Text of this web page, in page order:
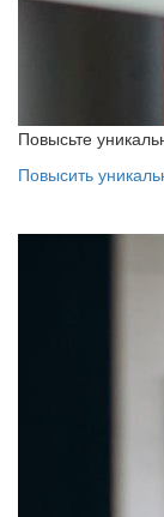
Повысьте
Повысить